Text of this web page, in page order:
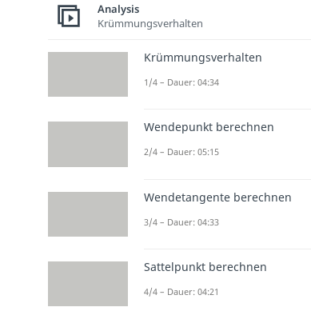
Analysis
Krümmungsverhalten
Krümmungsverhalten
1/4 – Dauer: 04:34
Wendepunkt berechnen
2/4 – Dauer: 05:15
Wendetangente berechnen
3/4 – Dauer: 04:33
Sattelpunkt berechnen
4/4 – Dauer: 04:21